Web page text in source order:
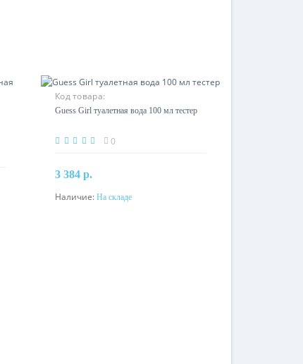
Код товара:
Guess Girl туалетная вода 100 мл тестер
0
3 384 р.
В корзину
Наличие: На складе